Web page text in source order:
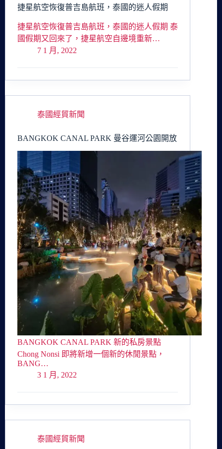
捷星航空恢復普吉島航班，泰國的迷人假期
捷星航空恢復普吉島航班，泰國的迷人假期 泰
國假期又回來了，捷星航空自邊境重新…
7 1 月, 2022
泰國經貿新聞
BANGKOK CANAL PARK 曼谷運河公園開放
BANGKOK CANAL PARK 新的私房景點
Chong Nonsi 即將新增一個新的休閒景點，
BANG…
3 1 月, 2022
泰國經貿新聞